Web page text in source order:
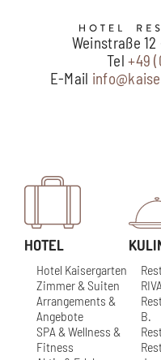
Weinstraße 12
Tel+49
E-Mail
HOTEL
Hotel Kaisergarten
Zimmer & Suiten
Arrangements &
Angebote
SPA & Wellness &
Fitness
B.